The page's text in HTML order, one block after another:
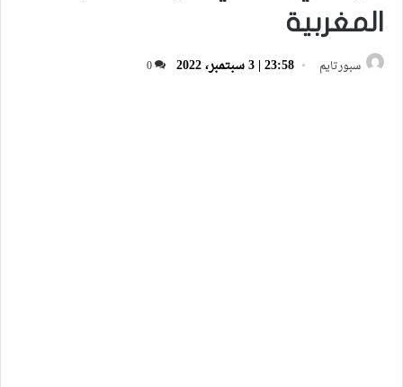
المغربية
سبورتايم 23:58 | 3 سبتمبر، 2022 0